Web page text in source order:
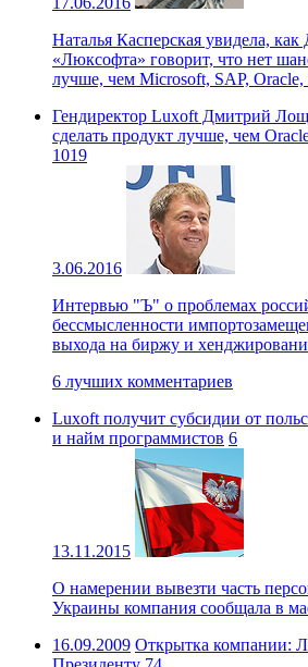
Наталья Касперская увидела,
«Люксофта» говорит, что нет
лучше, чем Microsoft, SAP, Oracle,
Гендиректор Luxoft Дмитрий
сделать продукт лучше, чем
1019
3.06.2016
Интервью "Ъ" о проблемах
бессмысленности
выхода на биржу и
6 лучших комментариев
Luxoft получит субсидии от
и найм программистов 6
13.11.2015
О намерении вывезти часть
Украины компания сообщала в
16.09.2009 Открытка компании: